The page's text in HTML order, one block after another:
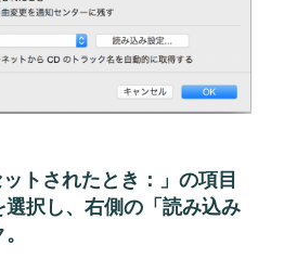
トされたとき：」の項目
択し、右側の「読み込み